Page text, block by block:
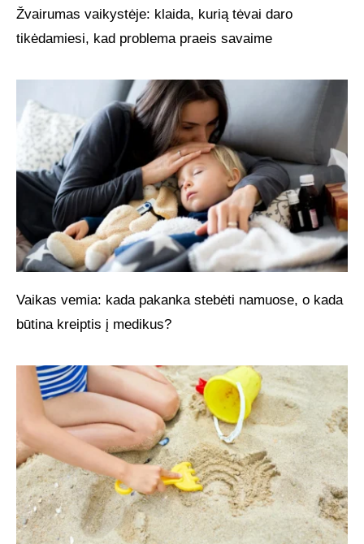
Žvairumas vaikystėje: klaida, kurią tėvai daro
tikėdamiesi, kad problema praeis savaime
Vaikas vemia: kada pakanka stebėti namuose, o kada
būtina kreiptis į medikus?